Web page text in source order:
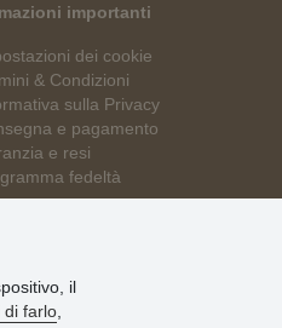
importanti
dei cookie
& Condizioni
sulla Privacy
e pagamento
e resi
fedeltà
il
di farlo